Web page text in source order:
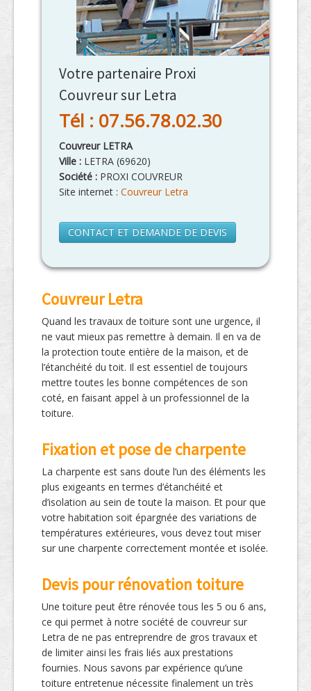
Votre partenaire Proxi
Couvreur sur Letra
Tél : 07.56.78.02.30
Couvreur LETRA
Ville : LETRA (69620)
Société : PROXI COUVREUR
Site internet : Couvreur Letra
CONTACT ET DEMANDE DE DEVIS
Couvreur Letra
Quand les travaux de toiture sont une urgence, il
ne vaut mieux pas remettre à demain. Il en va de
la protection toute entière de la maison, et de
l’étanchéité du toit. Il est essentiel de toujours
mettre toutes les bonne compétences de son
coté, en faisant appel à un professionnel de la
toiture.
Fixation et pose de charpente
La charpente est sans doute l’un des éléments les
plus exigeants en termes d’étanchéité et
d’isolation au sein de toute la maison. Et pour que
votre habitation soit épargnée des variations de
températures extérieures, vous devez tout miser
sur une charpente correctement montée et isolée.
Devis pour rénovation toiture
Une toiture peut être rénovée tous les 5 ou 6 ans,
ce qui permet à notre société de couvreur sur
Letra de ne pas entreprendre de gros travaux et
de limiter ainsi les frais liés aux prestations
fournies. Nous savons par expérience qu’une
toiture entretenue nécessite finalement un très